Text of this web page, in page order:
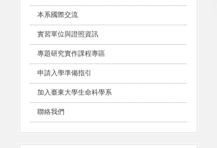
本系國際交流
實習單位與證照資訊
專題研究實作課程專區
申請入學準備指引
加入臺東大學生命科學系
聯絡我們